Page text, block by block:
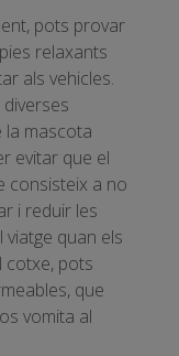
pots provar
relaxants
als vehicles.
la mascota
evitar que el
consisteix a no
i reduir les
viatge quan els
cotxe, pots
que
vomita al